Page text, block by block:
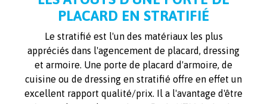
PLACARD EN STRATIFIÉ
Le stratifié est l'un des matériaux les plus
appréciés dans l'agencement de placard, dressing
et armoire. Une porte de placard d'armoire, de
cuisine ou de dressing en stratifié offre en effet un
excellent rapport qualité/prix. Il a l'avantage d'être